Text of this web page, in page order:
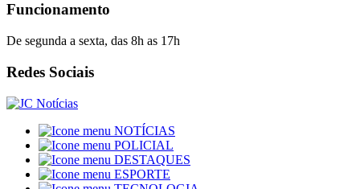
Funcionamento
De segunda a sexta, das 8h as 17h
Redes Sociais
NOTÍCIAS
POLICIAL
DESTAQUES
ESPORTE